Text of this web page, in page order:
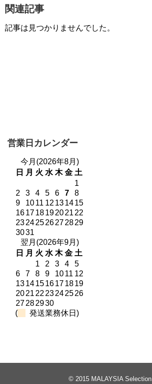
関連記事
記事は見つかりませんでした。
営業日カレンダー
今月(2026年8月)
日
月 火 水 木 金 土
1
2
3 4 5 6 7
8
9
1011 12 131415
161718192021 22
23242526272829
3031
翌月(2026年9月)
日
月 火 水 木 金 土
1
2 3 4
5
6
7 8 9 1011 12
13141516171819
2021 22 23242526
27282930
(
発送業務休日)
© 2015 MALAYSIA Selection